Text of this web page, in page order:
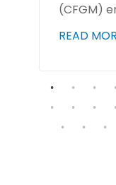
(CFGM)
READ